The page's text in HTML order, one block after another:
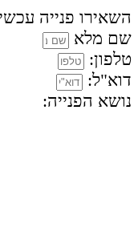
השאירו פנייה
שם מלא
טלפון:
דוא"ל:
נושא הפנייה: